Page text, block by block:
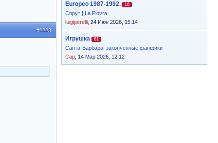
Europeo 1987-1992. 16
Спрут | La Piovra
luigiperelli , 24 Июн 2026, 15:14
Игрушка 61
Санта-Барбара: законченные фанфики
Cap , 14 Мар 2026, 12:12
#1223